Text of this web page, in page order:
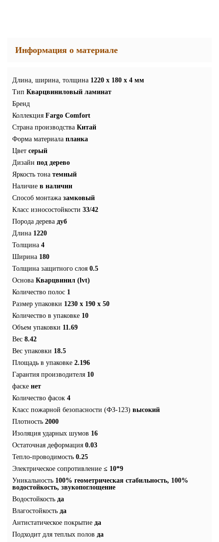
Информация о материале
Длина, ширина, толщина 1220 x 180 x 4 мм
Тип Кварцвиниловый ламинат
Бренд
Коллекция Fargo Comfort
Страна производства Китай
Форма материала планка
Цвет серый
Дизайн под дерево
Яркость тона темный
Наличие в наличии
Способ монтажа замковый
Класс износостойкости 33/42
Порода дерева дуб
Длина 1220
Толщина 4
Ширина 180
Толщина защитного слоя 0.5
Основа Кварцвинил (lvt)
Количество полос 1
Размер упаковки 1230 x 190 x 50
Количество в упаковке 10
Объем упаковки 11.69
Вес 8.42
Вес упаковки 18.5
Площадь в упаковке 2.196
Гарантия производителя 10
фаске нет
Количество фасок 4
Класс пожарной безопасности (ФЗ-123) высокий
Плотность 2000
Изоляция ударных шумов 16
Остаточная деформация 0.03
Тепло-проводимость 0.25
Электрическое сопротивление ≤ 10*9
Уникальность 100% геометрическая стабильность, 100%
водостойкость, звукопоглощение
Водостойкость да
Влагостойкость да
Антистатическое покрытие да
Подходит для теплых полов да